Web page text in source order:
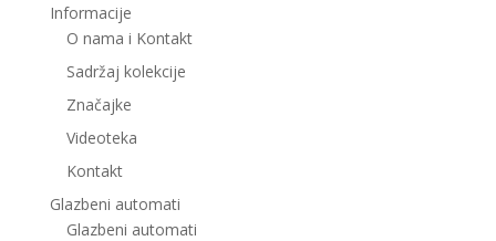
Informacije
O nama i Kontakt
Sadržaj kolekcije
Značajke
Videoteka
Kontakt
Glazbeni automati
Glazbeni automati